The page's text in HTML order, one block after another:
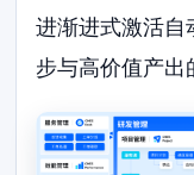
进渐进式激活自
步与高价值产出